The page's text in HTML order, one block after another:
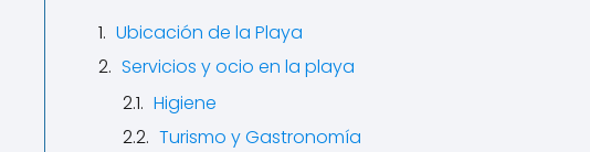
Ubicación de la Playa
Servicios y ocio en la playa
Higiene
Turismo y Gastronomía